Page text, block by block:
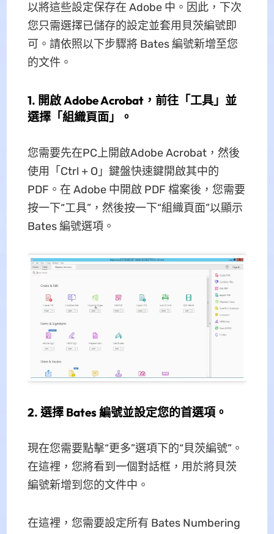
以將這些設定保存在 Adob​​e 中。因此，下次
您只需選擇已儲存的設定並套用貝茨編號即
可。請依照以下步驟將 Bates 編號新增至您
的文件。
1. 開啟 Adob​​e Acrobat，前往「工具」並
選擇「組織頁面」。
您需要先在PC上開啟Adobe Acrobat，然後
使用「Ctrl + O」鍵盤快速鍵開啟其中的
PDF。在 Adob​​e 中開啟 PDF 檔案後，您需要
按一下“工具”，然後按一下“組織頁面”以顯示
Bates 編號選項。
2. 選擇 Bates 編號並設定您的首選項。
現在您需要點擊“更多”選項下的“貝茨編號”。
在這裡，您將看到一個對話框，用於將貝茨
編號新增到您的文件中。
在這裡，您需要設定所有 Bates Numbering